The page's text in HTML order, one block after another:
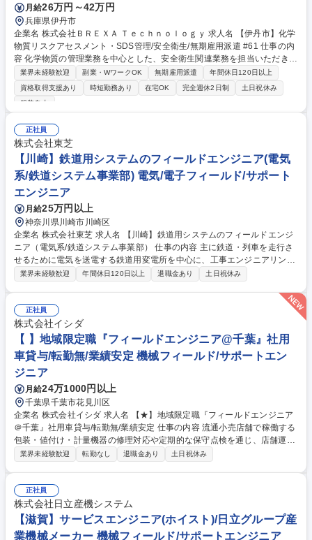
月給26万円～42万円
兵庫県伊丹市
企業名 株式会社ＢＲＥＸＡ Ｔｅｃｈｎｏｌｏｇｙ 求人名 【伊丹市】化学
物質リスクアセスメント・SDS管理/安全衛生/無期雇用派遣 #61 仕事の内
容 化学物質の管理業務を中心とした、安全衛生関連業務を担当いただきま
す。 製造部門との連携も発生する、部署内でも重要性の高いポジションで
す。 【業務内容】 1. 化学物質リストの作成 2. ラベル表示・SDS(安全デ
ータシート)の整備・交付管理 3. リスクアセスメントの実施 4. 化学物質の
丹市】化学物質リスクアセスメント・SDS管理/安全衛生/無期雇用派遣 #6
1
業界未経験歓迎 副業・WワークOK 無期雇用派遣
年間休日120日以上
資格取得支援あり
時短勤務あり 在宅OK 完全週休2日制
土日祝休み
服装自由
正社員
株式会社東芝
【川崎】鉄道用システムのフィールドエンジニア(電気
系/鉄道システム事業部) 電気/電子フィールド/サポート
エンジニア
月給25万円以上
神奈川県川崎市川崎区
企業名 株式会社東芝 求人名 【川崎】鉄道用システムのフィールドエンジ
ニア（電気系/鉄道システム事業部） 仕事の内容 主に鉄道・列車を走行さ
せるために電気を送電する鉄道用変電所を中心に、工事エンジニアリン
グ、施工管理を担うフィールドエンジニア業務をお任せいたします。（建
ど）の現場での設置場所確認、他社（建築・空調・他設備）との調整業務/
機器の搬入ルートや耐震強度計算といった施工計画や、配置図面などの作
成/現場での施工管理業務/試運転・顧客への引き渡しなど。チームとして
一つのプロジェクトを完遂させることに取り組み、設備が出来ていく過程
が見え「鉄道運行を支えている」ことが実感できる業務です。※建物の改
変を伴う業務は含まない 募集職種 【川崎】鉄道用システムのフィールド
エンジニア（電気系/鉄道システム事業部）
業界未経験歓迎 年間休日120日以上 退職金あり 土日祝休み
正社員
株式会社イシダ
【 】地域限定職『フィールドエンジニア@千葉』社用
車貸与/転勤無/業績安定 機械フィールド/サポートエン
ジニア
月給24万1000円以上
千葉県千葉市花見川区
企業名 株式会社イシダ 求人名 【★】地域限定職『フィールドエンジニア
＠千葉』社用車貸与/転勤無/業績安定 仕事の内容 流通小売店舗で稼働する
包装・値付け・計量機器の修理対応や定期的な保守点検を通じ、店舗運営
と商品の安定供給という重要な社会インフラを裏側から支える現場密着型
部品交換等を通じて迅速な復旧を図ります。 ・新規機器の納品設置：店舗
の改装や新店オープンに伴い、機器の設置や初期設定を行い、現場スタッ
フへ使用方法を丁寧に指導します。 ・定期保守と点検：トラブルを未然に
防ぐため、定期的な動作確認を実施し、円滑な店舗運営と商品の安定供給
業界未経験歓迎 転勤なし 退職金あり 土日祝休み
正社員
株式会社日立産機システム
【滋賀】サービスエンジニア(ホイスト)/日立グループ産
業機械メーカー 機械フィールド/サポートエンジニア